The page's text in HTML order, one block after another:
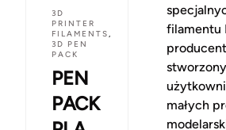
3D
PRINTER
FILAMENTS,
3D PEN
PACK
PEN
PACK
filamentu
małych